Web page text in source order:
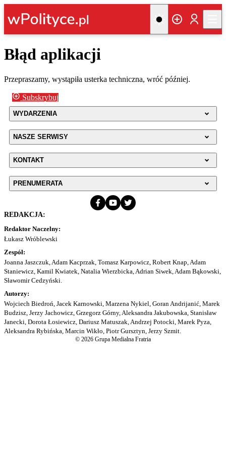
Błąd aplikacji
Przepraszamy, wystąpiła usterka techniczna, wróć później.
Subskrybuj
WYDARZENIA
NASZE SERWISY
KONTAKT
PRENUMERATA
REDAKCJA:
Redaktor Naczelny:
Łukasz Wróblewski
Zespół:
Joanna Jaszczuk, Adam Kacprzak, Tomasz Karpowicz, Robert Knap, Adam
Staniewicz, Kamil Kwiatek, Natalia Wierzbicka, Adrian Siwek, Adam Bąkowski,
Sławomir Cedzyński.
Autorzy:
Wojciech Biedroń, Jacek Karnowski, Marzena Nykiel, Goran Andrijanić, Marek
Budzisz, Jerzy Jachowicz, Grzegorz Górny, Aleksandra Jakubowska, Stanisław
Janecki, Dorota Łosiewicz, Dariusz Matuszak, Andrzej Potocki, Marek Pyza,
Aleksandra Rybińska, Marcin Wikło, Piotr Gursztyn, Jerzy Szmit.
© 2026 Grupa Medialna Fratria